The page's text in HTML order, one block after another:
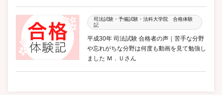
司法試験・予備試験・法科大学院 合格体験
記
平成30年 司法試験 合格者の声｜苦手な分野
や忘れがちな分野は何度も動画を見て勉強し
ました Ｍ．Ｕさん